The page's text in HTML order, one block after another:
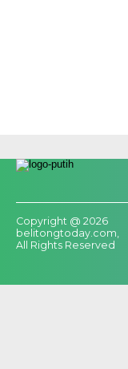
Copyright @ 2026
belitongtoday.com,
All Rights Reserved